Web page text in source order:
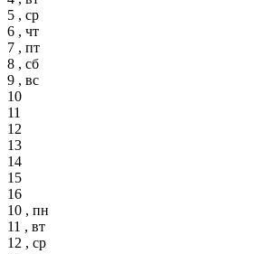
5 , ср
6 , чт
7 , пт
8 , сб
9 , вс
10
11
12
13
14
15
16
10 , пн
11 , вт
12 , ср